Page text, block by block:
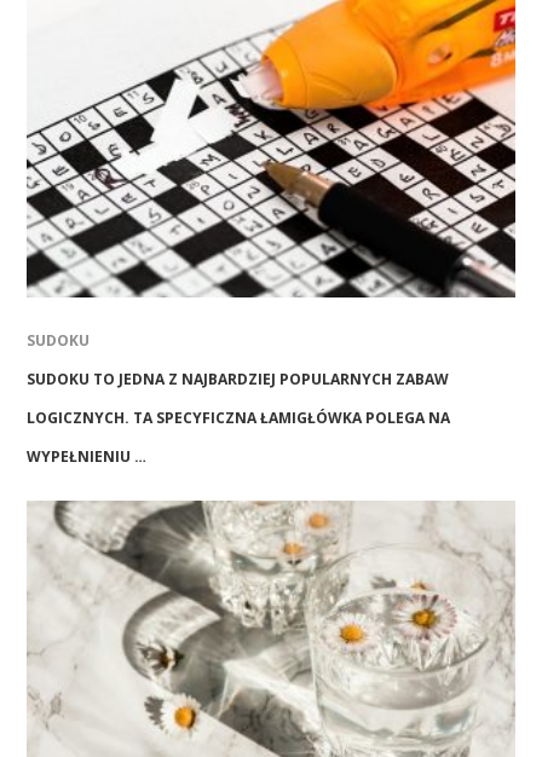
SUDOKU
SUDOKU TO JEDNA Z NAJBARDZIEJ POPULARNYCH ZABAW
LOGICZNYCH. TA SPECYFICZNA ŁAMIGŁÓWKA POLEGA NA
WYPEŁNIENIU …